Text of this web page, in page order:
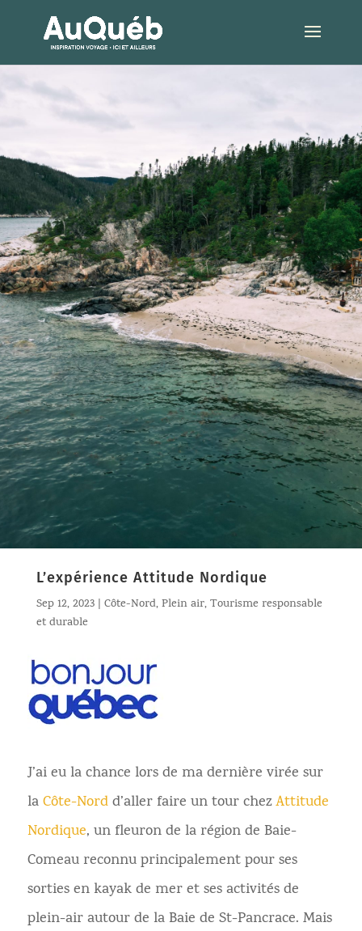
L’expérience Attitude Nordique
Sep 12, 2023| Côte-Nord,Plein air,Tourisme responsable
et durable
J’ai eu la chance lors de ma dernière virée sur
laCôte-Nordd’aller faire un tour chezAttitude
Nordique, un fleuron de la région de Baie-
Comeau reconnu principalement pour ses
sorties en kayak de mer et ses activités de
plein-air autour de la Baie de St-Pancrace. Mais